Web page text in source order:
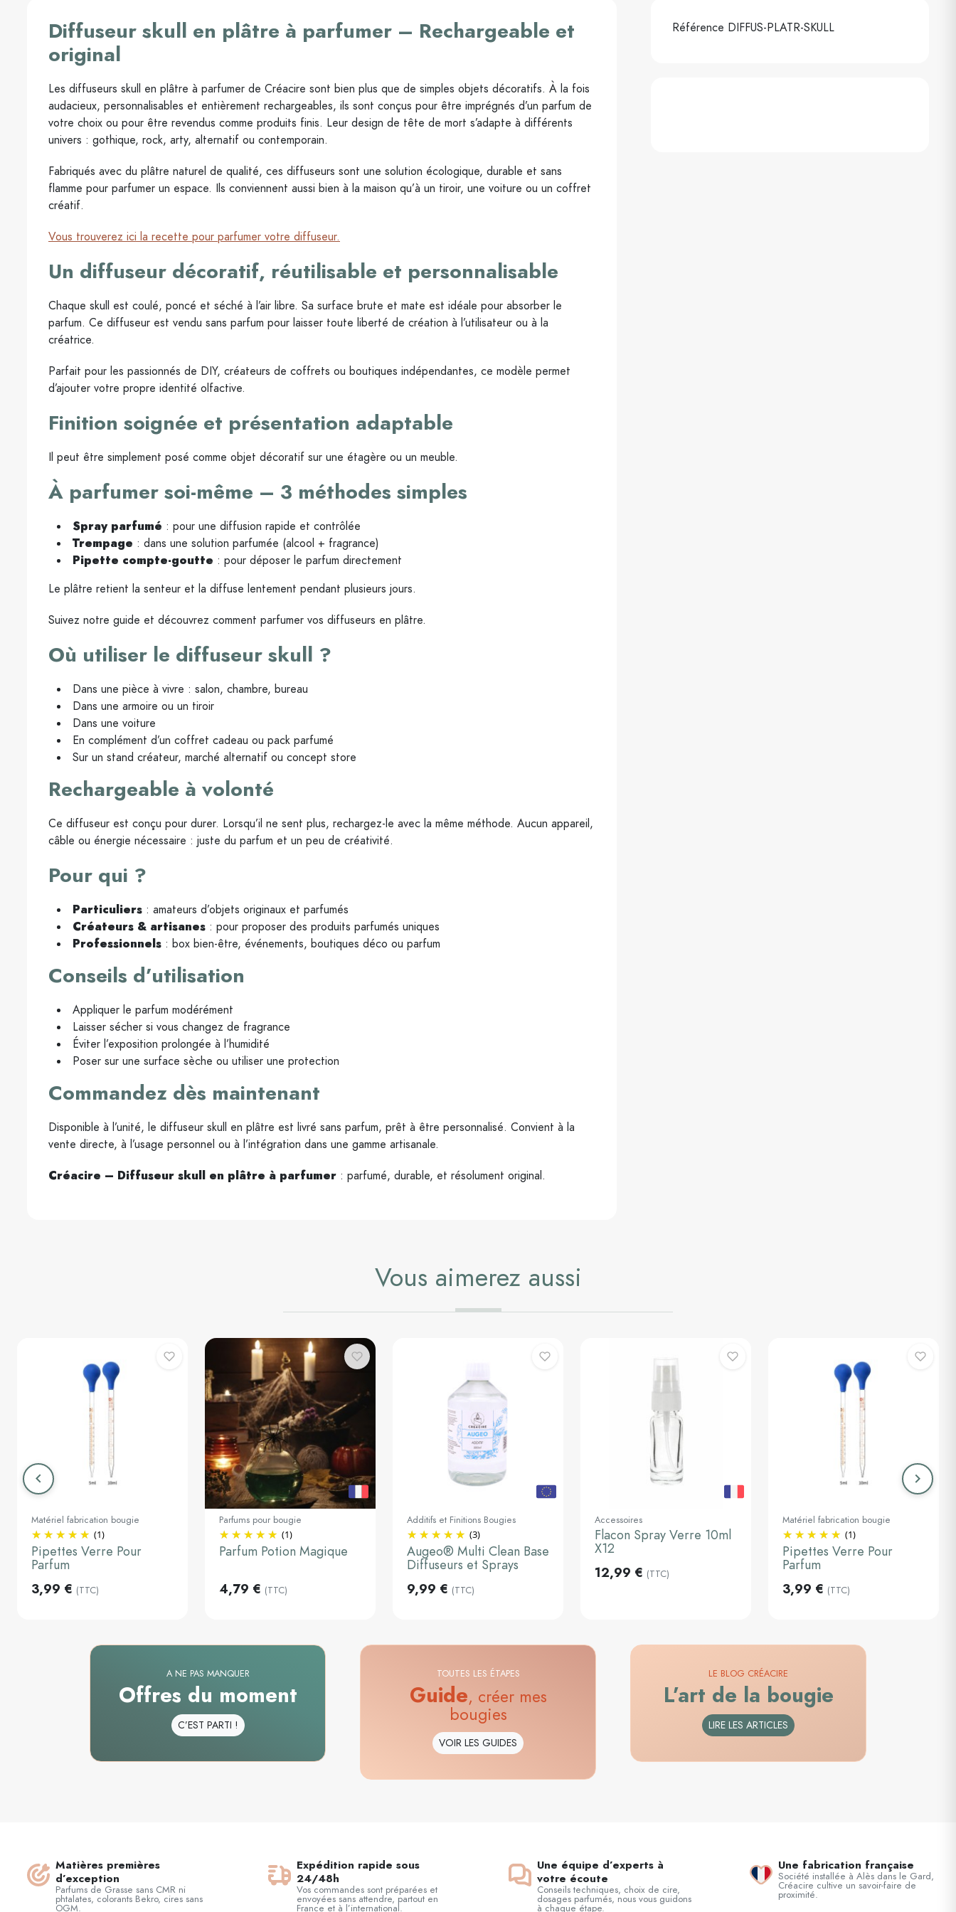
Diffuseur skull en plâtre à parfumer – Rechargeable et
original
Les diffuseurs skull en plâtre à parfumer de Créacire sont bien plus que de simples objets décoratifs. À la fois
audacieux, personnalisables et entièrement rechargeables, ils sont conçus pour être imprégnés d’un parfum de
votre choix ou pour être revendus comme produits finis. Leur design de tête de mort s’adapte à différents
univers : gothique, rock, arty, alternatif ou contemporain.
Fabriqués avec du plâtre naturel de qualité, ces diffuseurs sont une solution écologique, durable et sans
flamme pour parfumer un espace. Ils conviennent aussi bien à la maison qu’à un tiroir, une voiture ou un coffret
créatif.
Vous trouverez ici la recette pour parfumer votre diffuseur.
Un diffuseur décoratif, réutilisable et personnalisable
Chaque skull est coulé, poncé et séché à l’air libre. Sa surface brute et mate est idéale pour absorber le
parfum. Ce diffuseur est vendu sans parfum pour laisser toute liberté de création à l’utilisateur ou à la
créatrice.
Parfait pour les passionnés de DIY, créateurs de coffrets ou boutiques indépendantes, ce modèle permet
d’ajouter votre propre identité olfactive.
Finition soignée et présentation adaptable
Il peut être simplement posé comme objet décoratif sur une étagère ou un meuble.
À parfumer soi-même – 3 méthodes simples
Spray parfumé : pour une diffusion rapide et contrôlée
Trempage : dans une solution parfumée (alcool + fragrance)
Pipette compte-goutte : pour déposer le parfum directement
Le plâtre retient la senteur et la diffuse lentement pendant plusieurs jours.
Suivez notre guide et découvrez comment parfumer vos diffuseurs en plâtre.
Où utiliser le diffuseur skull ?
Dans une pièce à vivre : salon, chambre, bureau
Dans une armoire ou un tiroir
Dans une voiture
En complément d’un coffret cadeau ou pack parfumé
Sur un stand créateur, marché alternatif ou concept store
Rechargeable à volonté
Ce diffuseur est conçu pour durer. Lorsqu’il ne sent plus, rechargez-le avec la même méthode. Aucun appareil,
câble ou énergie nécessaire : juste du parfum et un peu de créativité.
Pour qui ?
Particuliers : amateurs d’objets originaux et parfumés
Créateurs & artisanes : pour proposer des produits parfumés uniques
Professionnels : box bien-être, événements, boutiques déco ou parfum
Conseils d’utilisation
Appliquer le parfum modérément
Laisser sécher si vous changez de fragrance
Éviter l’exposition prolongée à l’humidité
Poser sur une surface sèche ou utiliser une protection
Commandez dès maintenant
Disponible à l’unité, le diffuseur skull en plâtre est livré sans parfum, prêt à être personnalisé. Convient à la
vente directe, à l’usage personnel ou à l’intégration dans une gamme artisanale.
Créacire – Diffuseur skull en plâtre à parfumer : parfumé, durable, et résolument original.
Référence DIFFUS-PLATR-SKULL
Vous aimerez aussi
Précédent
keyboard_arrow_left
5ml
Matériel fabrication bougie
(1)
Pipettes Verre Pour
Parfum
3,99 € (TTC)
30ml
Parfums pour bougie
(1)
Parfum Potion Magique
4,79 € (TTC)
Ajouter au panier
Additifs et Finitions Bougies
(3)
Augeo® Multi Clean Base
Diffuseurs et Sprays
9,99 € (TTC)
Ajouter au panier
Accessoires
Flacon Spray Verre 10ml
X12
12,99 € (TTC)
5ml
Matériel fabrication bougie
(1)
Pipettes Verre Pour
Parfum
3,99 € (TTC)
Suivant
keyboard_arrow_right
A NE PAS MANQUER
Offres du moment
C’EST PARTI !
TOUTES LES ÉTAPES
Guide, créer mes
bougies
VOIR LES GUIDES
LE BLOG CRÉACIRE
L’art de la bougie
LIRE LES ARTICLES
Matières premières
d’exception
Parfums de Grasse sans CMR ni
phtalates, colorants Bekro, cires sans
OGM.
Expédition rapide sous
24/48h
Vos commandes sont préparées et
envoyées sans attendre, partout en
France et à l’international.
Une équipe d’experts à
votre écoute
Conseils techniques, choix de cire,
dosages parfumés, nous vous guidons
à chaque étape.
Une fabrication française
Société installée à Alès dans le Gard,
Créacire cultive un savoir-faire de
proximité.